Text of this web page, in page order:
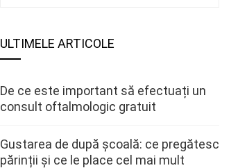
ULTIMELE ARTICOLE
De ce este important să efectuați un
consult oftalmologic gratuit
Gustarea de după școală: ce pregătesc
părinții și ce le place cel mai mult